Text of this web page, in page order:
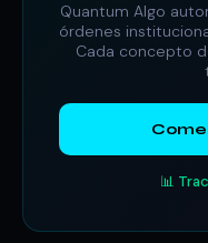
Quantum Algo
órdenes
Cada concepto
📊